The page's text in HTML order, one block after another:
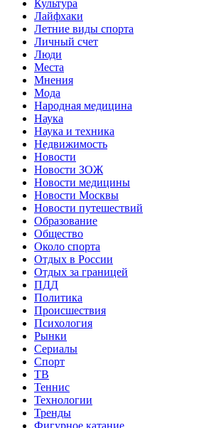
Культура
Лайфхаки
Летние виды спорта
Личный счет
Люди
Места
Мнения
Мода
Народная медицина
Наука
Наука и техника
Недвижимость
Новости
Новости ЗОЖ
Новости медицины
Новости Москвы
Новости путешествий
Образование
Общество
Около спорта
Отдых в России
Отдых за границей
ПДД
Политика
Происшествия
Психология
Рынки
Сериалы
Спорт
ТВ
Теннис
Технологии
Тренды
Фигурное катание